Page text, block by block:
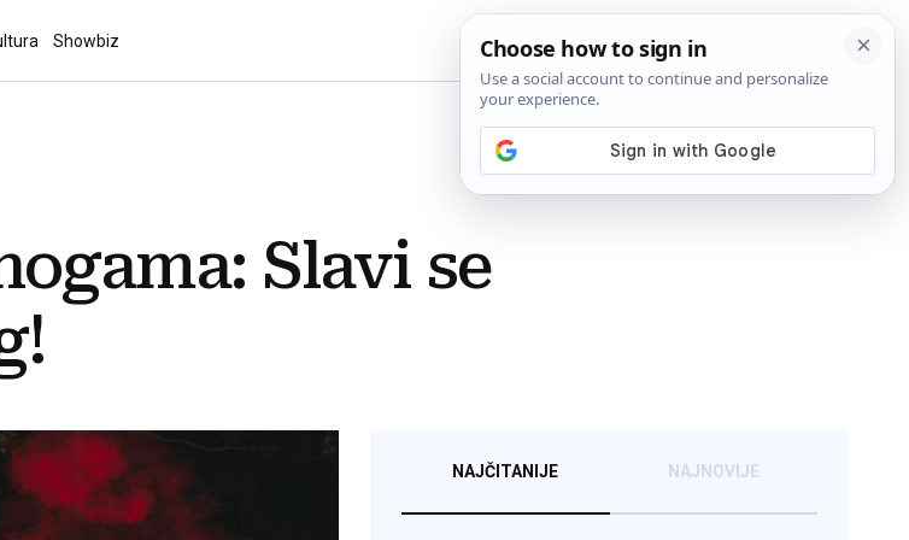
Showbiz
Slavi se
NAJČITANIJE NAJNOVIJE